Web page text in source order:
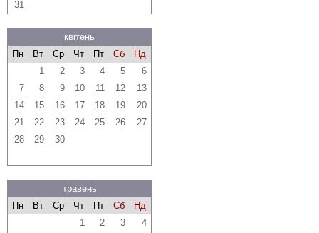
31
квітень
Пн
Вт Ср Чт Пт Сб
Нд
1
2 3 4 5
6
7
8 9 10 11 12
13
14
15 16 17 18 19
20
21
22 23 24 25 26
27
28
29 30
травень
Пн
Вт Ср Чт Пт Сб
Нд
1
2 3
4